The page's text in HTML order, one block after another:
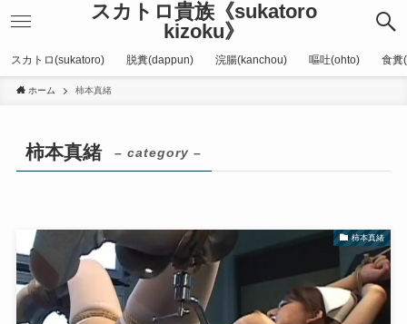
スカトロ貴族《sukatoro
kizoku》
スカトロ(sukatoro) 脱糞(dappun) 浣腸(kanchou) 嘔吐(ohto) 食糞
ホーム 柿本真緒
柿本真緒 – category –
柿本真緒